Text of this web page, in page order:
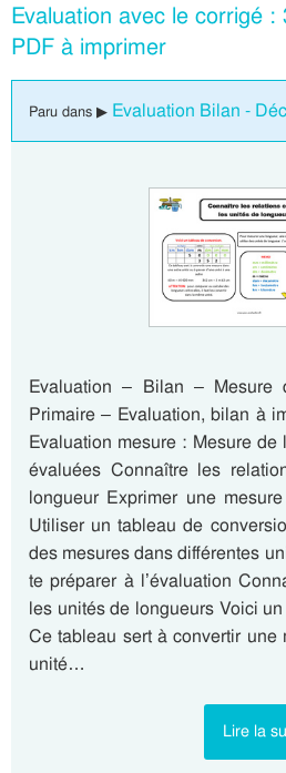
Evaluation avec le corrigé :
PDF à imprimer
Paru dans ▶ Evaluation Bilan -
Evaluation – Bilan – Mesure
Primaire – Evaluation, bilan à
Evaluation mesure : Mesure
évaluées Connaître les
longueur Exprimer une
Utiliser un tableau de
des mesures dans différentes
te préparer à l’évaluation
les unités de longueurs Voici
Ce tableau sert à convertir une
unité…
Lire la